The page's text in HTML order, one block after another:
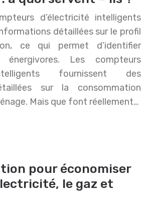
d’électricité intelligents
détaillées sur le profil
ce qui permet d’identifier
énergivores. Les compteurs
fournissent des
sur la consommation
Mais que font réellement…
pour économiser
le gaz et